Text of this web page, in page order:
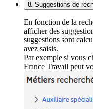
8. Suggestions de
En fonction de la
afficher des
suggestions sont
avez saisis.
Par exemple si vous
France Travail peut